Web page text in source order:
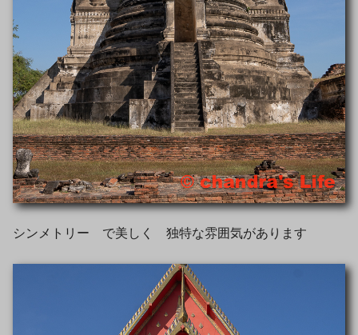
シンメトリー で美しく 独特な雰囲気があります